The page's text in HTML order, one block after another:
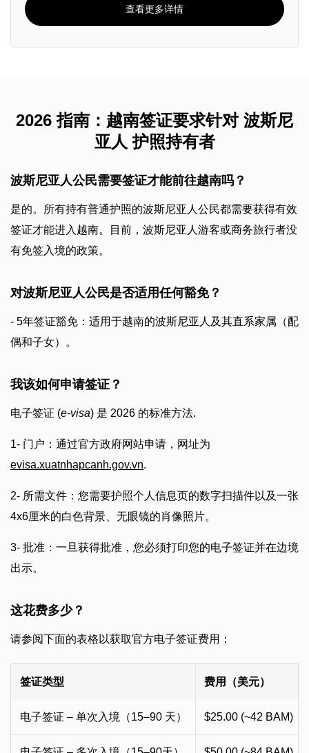
查看更多详情
2026 指南：越南签证要求针对 波斯尼
亚人 护照持有者
波斯尼亚人公民需要签证才能前往越南吗？
是的。所有持有普通护照的波斯尼亚人公民都需要获得有效
签证才能进入越南。目前，波斯尼亚人游客或商务旅行者没
有免签入境的政策。
对波斯尼亚人公民是否适用任何豁免？
- 5年签证豁免：适用于越南的波斯尼亚人及其直系家属（配
偶和子女）。
我该如何申请签证？
电子签证 (e-visa) 是 2026 的标准方法.
1- 门户：通过官方政府网站申请，网址为
evisa.xuatnhapcanh.gov.vn.
2- 所需文件：您需要护照个人信息页的数字扫描件以及一张
4x6厘米的白色背景、无眼镜的肖像照片。
3- 批准：一旦获得批准，您必须打印您的电子签证并在边境
出示。
这花费多少？
请参阅下面的表格以获取官方电子签证费用：
签证类型 费用（美元）
电子签证 – 单次入境（15–90 天） $25.00 (~42 BAM)